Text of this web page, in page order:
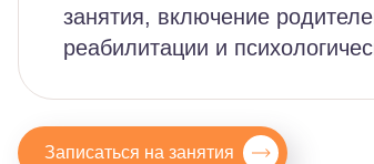
занятия, включение
реабилитации и
Записаться на занятия